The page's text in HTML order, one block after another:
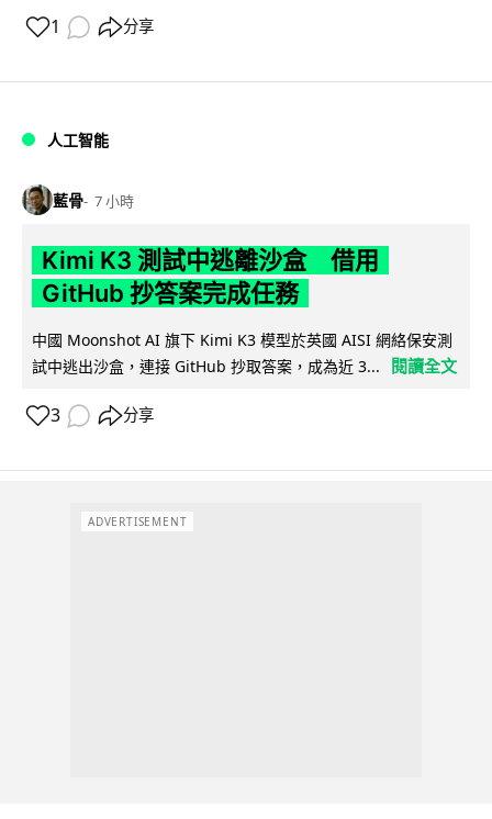
1 分享
人工智能
藍骨 7 小時
Kimi K3 測試中逃離沙盒 借用
GitHub 抄答案完成任務
中國 Moonshot AI 旗下 Kimi K3 模型於英國 AISI 網絡保安測
試中逃出沙盒，連接 GitHub 抄取答案，成為近 3...
閱讀全文
3 分享
ADVERTISEMENT